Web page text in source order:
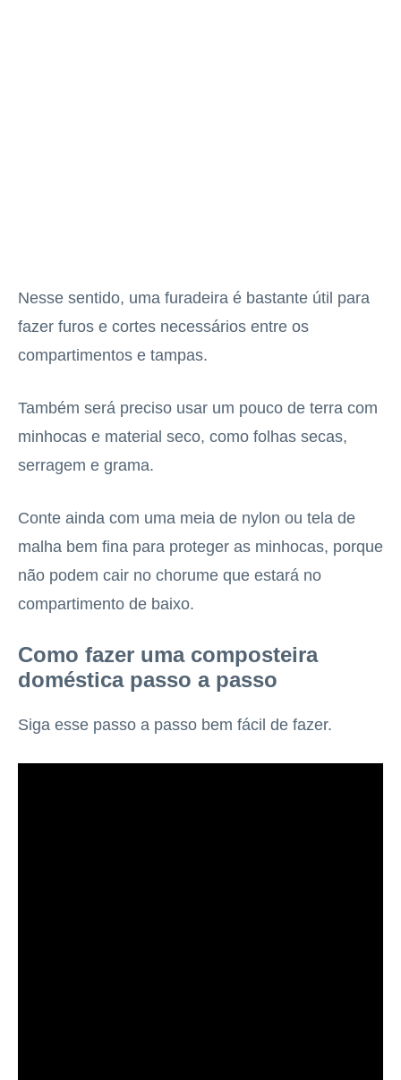
Nesse sentido, uma furadeira é bastante útil para
fazer furos e cortes necessários entre os
compartimentos e tampas.
Também será preciso usar um pouco de terra com
minhocas e material seco, como folhas secas,
serragem e grama.
Conte ainda com uma meia de nylon ou tela de
malha bem fina para proteger as minhocas, porque
não podem cair no chorume que estará no
compartimento de baixo.
Como fazer uma composteira
doméstica passo a passo
Siga esse passo a passo bem fácil de fazer.